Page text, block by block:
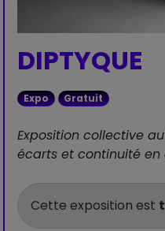
DIPTYQUE
Expo Gratuit
Exposition collective
écarts et continuité en
Cette exposition est